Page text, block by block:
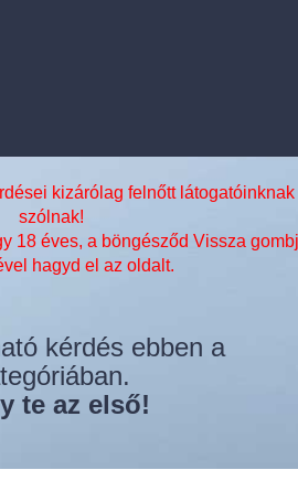
kizárólag felnőtt látogatóinknak
szólnak!
18 éves, a böngésződ Vissza
hagyd el az oldalt.
kérdés ebben a
te az első!